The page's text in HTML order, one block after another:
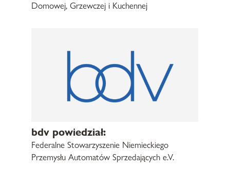
Domowej, Grzewczej i Kuchennej
bdv powiedział:
Federalne Stowarzyszenie Niemieckiego
Przemysłu Automatów Sprzedających e.V.